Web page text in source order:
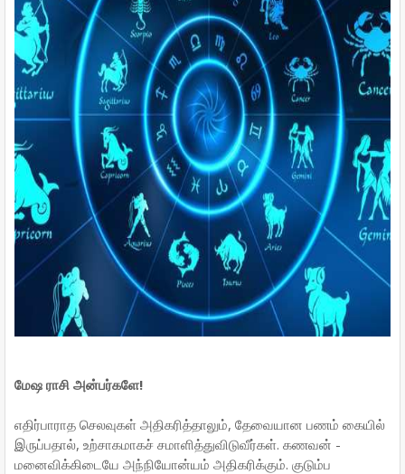
மேஷ ராசி அன்பர்களே!
எதிர்பாராத செலவுகள் அதிகரித்தாலும், தேவையான பணம் கையில்
இருப்பதால், உற்சாகமாகச் சமாளித்துவிடுவீர்கள். கணவன் -
மனைவிக்கிடையே அந்நியோன்யம் அதிகரிக்கும். குடும்ப